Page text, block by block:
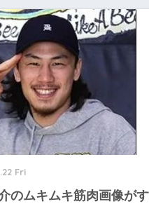
Fri
のムキムキ筋肉画像が